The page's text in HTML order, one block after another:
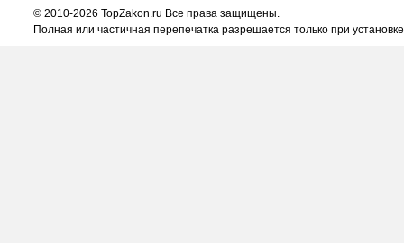
© 2010-2026 TopZakon.ru Все права защищены.
Полная или частичная перепечатка разрешается только при